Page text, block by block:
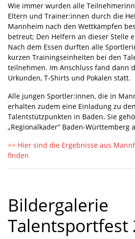
Wie immer wurden alle
Eltern und Trainer:innen durch die
Mannheim nach den Wettkämpfen
betreut; Den Helfern an dieser Stelle
Nach dem Essen durften alle
kurzen Trainingseinheiten bei den
teilnehmen. Im Anschluss fand dann
Urkunden, T-Shirts und Pokalen statt.
Alle jungen Sportler:innen, die in
erhalten zudem eine Einladung zu
Talentstützpunkten in Baden. Sie
„Regionalkader“ Baden-Württemberg
>> Hier sind die Ergebnisse aus
finden
Bildergalerie
Talentsportfest